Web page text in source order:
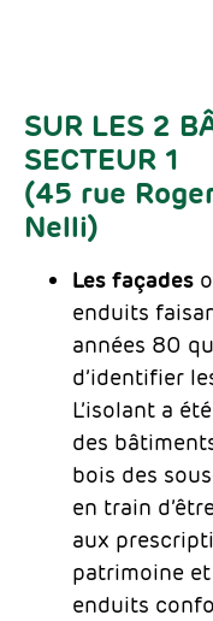
SUR LES 2
SECTEUR 1
(45 rue
Nelli)
Les façades
enduits
années 80
d’identifier
L’isolant a
des
bois des
en train
aux
patrimoine et
enduits